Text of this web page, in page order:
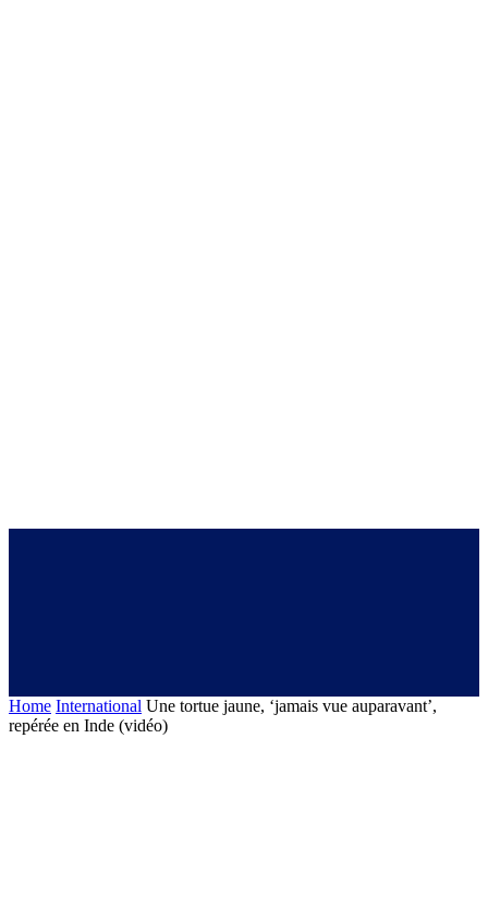
Home International Une tortue jaune, ‘jamais vue auparavant’,
repérée en Inde (vidéo)